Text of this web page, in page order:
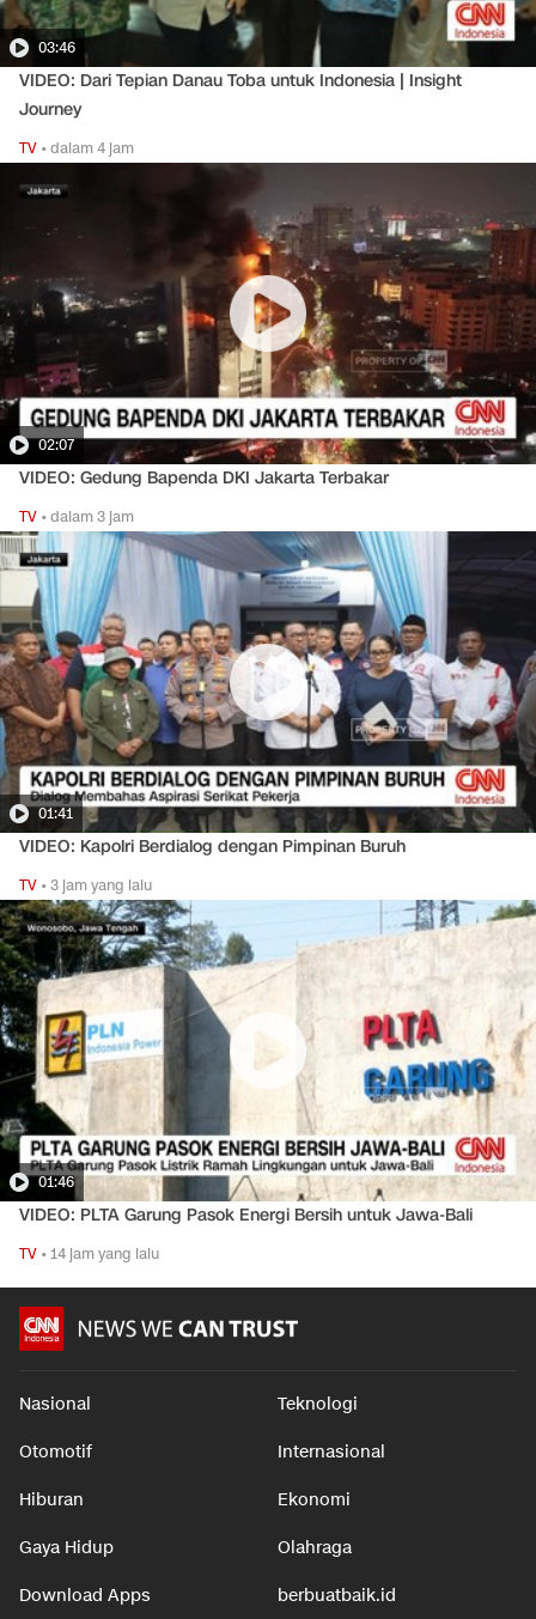
03:46
VIDEO: Dari Tepian Danau Toba untuk Indonesia | Insight
Journey
TV •dalam 4 jam
02:07
VIDEO: Gedung Bapenda DKI Jakarta Terbakar
TV •dalam 3 jam
01:41
VIDEO: Kapolri Berdialog dengan Pimpinan Buruh
TV •3 jam yang lalu
01:46
VIDEO: PLTA Garung Pasok Energi Bersih untuk Jawa-Bali
TV •14 jam yang lalu
Nasional Teknologi
Otomotif Internasional
Hiburan Ekonomi
Gaya Hidup Olahraga
Download Apps berbuatbaik.id